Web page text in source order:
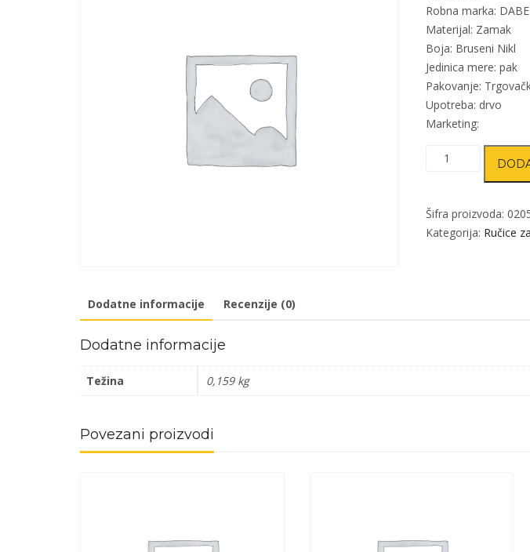
Robna marka:
Materijal: Zamak
Boja: Bruseni Nikl
Jedinica mere: pak
Pakovanje:
Upotreba: drvo
Marketing:
Ručica
C18
B-
Šifra proizvoda:
Kategorija: Ručice
Dodatne informacije Recenzije (0)
Dodatne informacije
Težina 0,159 kg
Povezani proizvodi